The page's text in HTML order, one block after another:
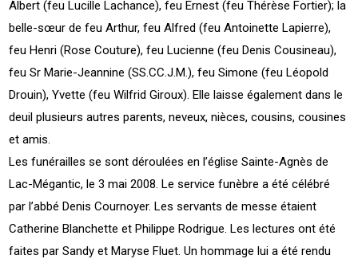
Albert (feu Lucille Lachance), feu Ernest (feu Thérèse Fortier); la
belle-sœur de feu Arthur, feu Alfred (feu Antoinette Lapierre),
feu Henri (Rose Couture), feu Lucienne (feu Denis Cousineau),
feu Sr Marie-Jeannine (SS.CC.J.M.), feu Simone (feu Léopold
Drouin), Yvette (feu Wilfrid Giroux). Elle laisse également dans le
deuil plusieurs autres parents, neveux, nièces, cousins, cousines
et amis.
Les funérailles se sont déroulées en l’église Sainte-Agnès de
Lac-Mégantic, le 3 mai 2008. Le service funèbre a été célébré
par l’abbé Denis Cournoyer. Les servants de messe étaient
Catherine Blanchette et Philippe Rodrigue. Les lectures ont été
faites par Sandy et Maryse Fluet. Un hommage lui a été rendu